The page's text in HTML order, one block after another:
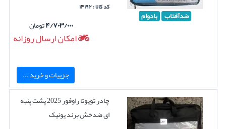
ضدآفتاب بادوام
کد کالا : ۱۴۱۹۲
۴/۷۰۳/۰۰۰تومان
امکان ارسال روزانه
جزییات و خرید ...
چادر تویوتا راوفور 2025 پشت پنبه
ای ضدخش برند یونیک